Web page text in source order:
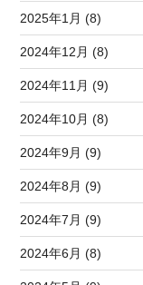
2025年1月 (8)
2024年12月 (8)
2024年11月 (9)
2024年10月 (8)
2024年9月 (9)
2024年8月 (9)
2024年7月 (9)
2024年6月 (8)